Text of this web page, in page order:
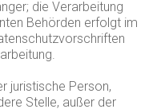
die Verarbeitung
Behörden erfolgt im
juristische Person,
Stelle, außer der